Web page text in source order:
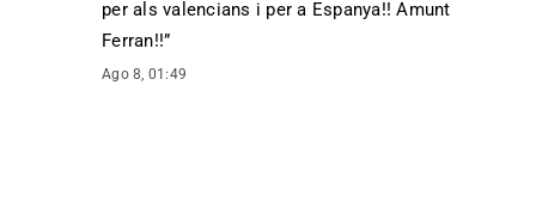
per als valencians i per a Espanya!! Amunt
Ferran!!”
Ago 8, 01:49